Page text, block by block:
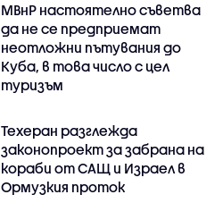
МВнР настоятелно съветва
да не се предприемат
неотложни пътувания до
Куба, в това число с цел
туризъм
Техеран разглежда
законопроект за забрана на
кораби от САЩ и Израел в
Ормузкия проток